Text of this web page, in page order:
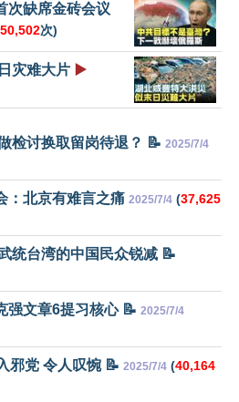
次缺席金砖会议
次)
灾难大片 ▶️
检讨换取留岗待退？ 📝 2025/7/4
：北京有难言之痛 2025/7/4 (37,625
统台湾的中国民众锐减 📝
强文章6提习核心 📝 2025/7/4
邪党 令人叹惋 📝 2025/7/4 (40,164